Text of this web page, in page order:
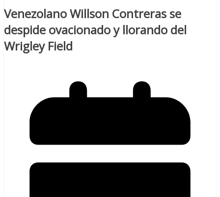
Venezolano Willson Contreras se
despide ovacionado y llorando del
Wrigley Field